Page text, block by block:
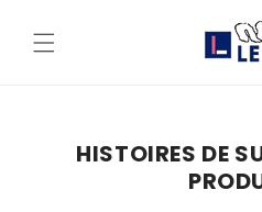
au
HISTOIRES DE